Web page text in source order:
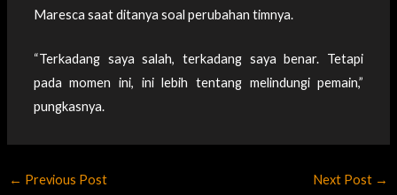
Maresca saat ditanya soal perubahan timnya.
“Terkadang saya salah, terkadang saya benar. Tetapi
pada momen ini, ini lebih tentang melindungi pemain,”
pungkasnya.
← Previous Post Next Post →